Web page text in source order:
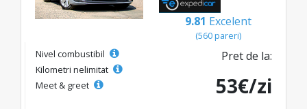
9.81 Excelent
(560 pareri)
Nivel combustibil
Kilometri nelimitat
Meet & greet
Pret de la:
53€/zi